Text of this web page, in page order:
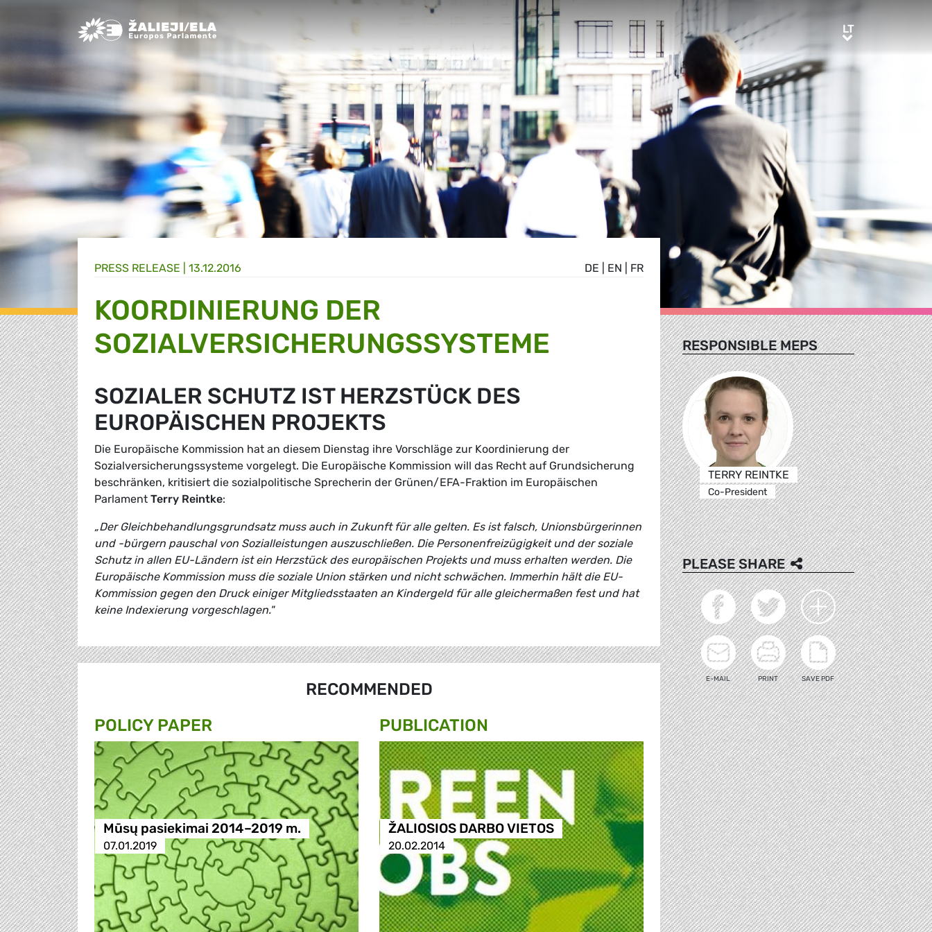
Greens/EFA Home LTLT
DE EN FR
PRESS RELEASE | 13.12.2016
KOORDINIERUNG DER
SOZIALVERSICHERUNGSSYSTEME
SOZIALER SCHUTZ IST HERZSTÜCK DES
EUROPÄISCHEN PROJEKTS
Die Europäische Kommission hat an diesem Dienstag ihre Vorschläge zur Koordinierung der
Sozialversicherungssysteme vorgelegt. Die Europäische Kommission will das Recht auf Grundsicherung
beschränken, kritisiert die sozialpolitische Sprecherin der Grünen/EFA-Fraktion im Europäischen
Parlament Terry Reintke:
„Der Gleichbehandlungsgrundsatz muss auch in Zukunft für alle gelten. Es ist falsch, Unionsbürgerinnen
und -bürgern pauschal von Sozialleistungen auszuschließen. Die Personenfreizügigkeit und der soziale
Schutz in allen EU-Ländern ist ein Herzstück des europäischen Projekts und muss erhalten werden. Die
Europäische Kommission muss die soziale Union stärken und nicht schwächen. Immerhin hält die EU-
Kommission gegen den Druck einiger Mitgliedsstaaten an Kindergeld für alle gleichermaßen fest und hat
keine Indexierung vorgeschlagen."
RECOMMENDED
POLICY PAPER
Mūsų pasiekimai 2014–2019 m.
07.01.2019
PUBLICATION
ŽALIOSIOS DARBO VIETOS
20.02.2014
RESPONSIBLE MEPS
TERRY REINTKE
Co-President
PLEASE SHARE
E-MAIL PRINT SAVE PDF